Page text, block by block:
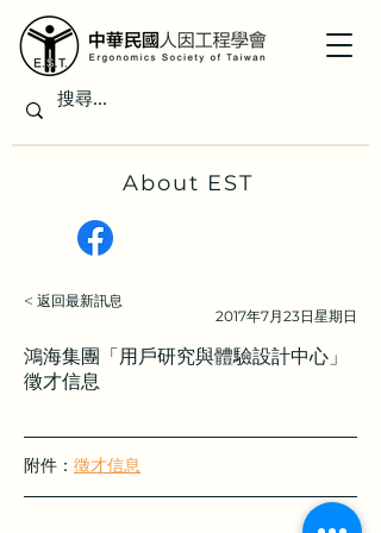
About EST
< 返回最新訊息
2017年7月23日星期日
鴻海集團「用戶研究與體驗設計中心」
徵才信息
附件： 徵才信息